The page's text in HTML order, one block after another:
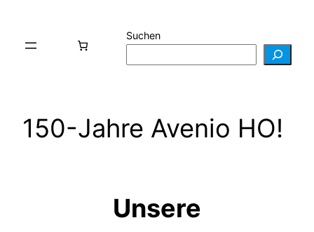
springen
Suchen
150-Jahre Avenio HO!
Unsere